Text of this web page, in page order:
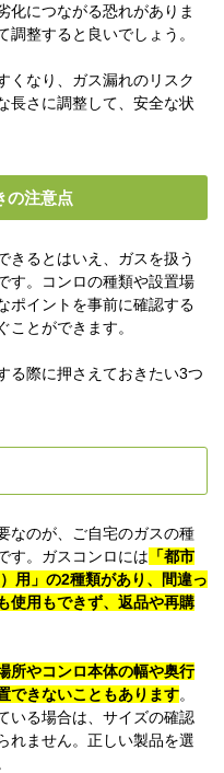
化につながる恐れがありま
整すると良いでしょう。
くなり、ガス漏れのリスク
長さに調整して、安全な状
の注意点
きるとはいえ、ガスを扱う
す。コンロの種類や設置場
ポイントを事前に確認する
ことができます。
る際に押さえておきたい3つ
なのが、ご自宅のガスの種
す。ガスコンロには 「都市
用」の2種類があり、間違っ
使用もできず、返品や再購
所やコンロ本体の幅や奥行
できないこともあります。
いる場合は、サイズの確認
れません。正しい製品を選